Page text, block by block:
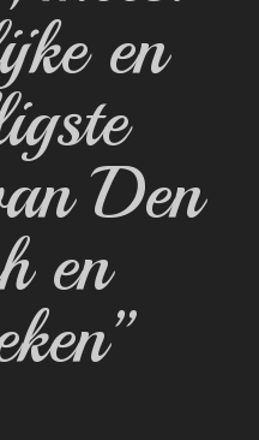
en
Den
en